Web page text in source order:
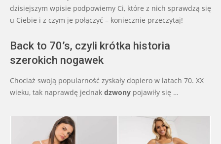
dzisiejszym wpisie podpowiemy Ci, które z nich sprawdzą się
u Ciebie i z czym je połączyć – koniecznie przeczytaj!
Back to 70’s, czyli krótka historia
szerokich nogawek
Chociaż swoją popularność zyskały dopiero w latach 70. XX
wieku, tak naprawdę jednak dzwony pojawiły się …